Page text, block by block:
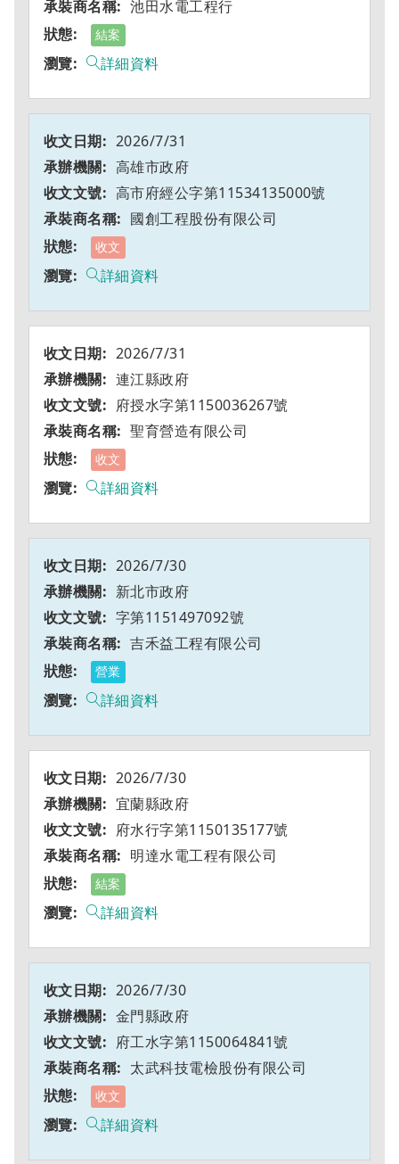
池田水電工程行
結案
詳細資料
2026/7/31
高雄市政府
高市府經公字第11534135000號
國創工程股份有限公司
收文
詳細資料
2026/7/31
連江縣政府
府授水字第1150036267號
聖育營造有限公司
收文
詳細資料
2026/7/30
新北市政府
字第1151497092號
吉禾益工程有限公司
營業
詳細資料
2026/7/30
宜蘭縣政府
府水行字第1150135177號
明達水電工程有限公司
結案
詳細資料
2026/7/30
金門縣政府
府工水字第1150064841號
太武科技電檢股份有限公司
收文
詳細資料